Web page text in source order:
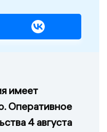
имеет
Оперативное
4 августа